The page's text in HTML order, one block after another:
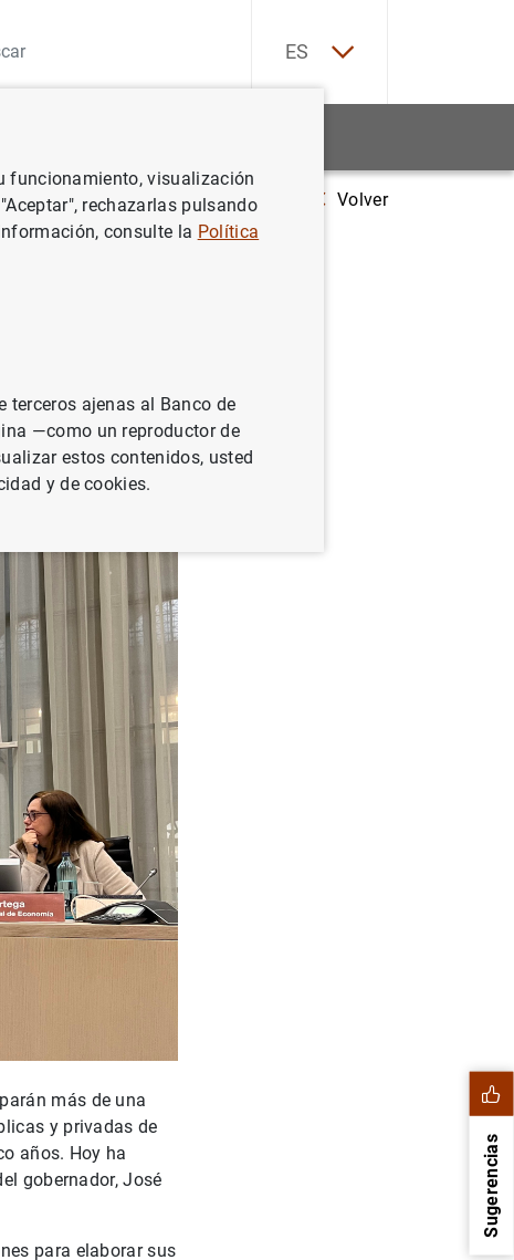
ES
en Economía para fijar las prioridades de sus investigaciones
Volver
más de una
y privadas de
años. Hoy ha
gobernador, José
para elaborar sus
Sugerencias
funcionamiento, visualización
rechazarlas pulsando
consulte la Política
terceros ajenas al Banco de
—como un reproductor de
estos contenidos, usted
y de cookies.